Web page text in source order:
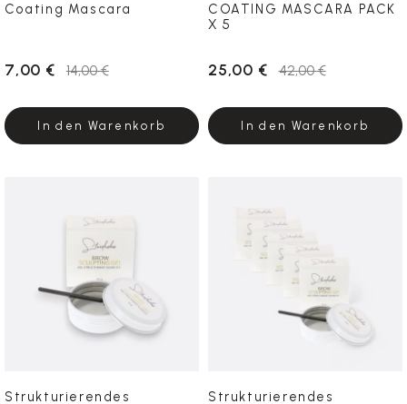
Coating Mascara
7,00 € 14,00 €
In den Warenkorb
COATING MASCARA PACK
X 5
25,00 € 42,00 €
In den Warenkorb
Strukturierendes Strukturierendes